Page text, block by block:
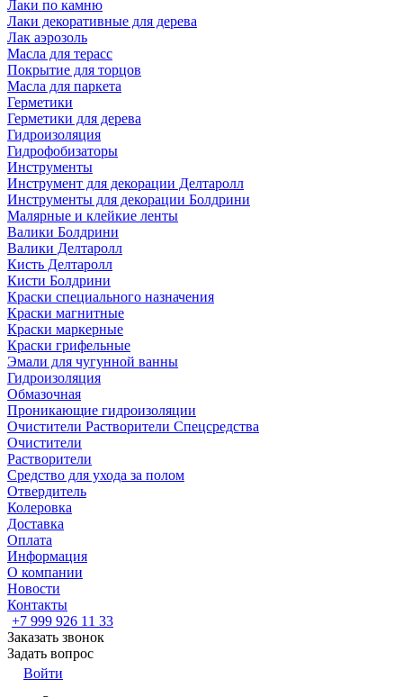
Лаки по камню
Лаки декоративные для дерева
Лак аэрозоль
Масла для терасс
Покрытие для торцов
Масла для паркета
Герметики
Герметики для дерева
Гидроизоляция
Гидрофобизаторы
Инструменты
Инструмент для декорации Делтаролл
Инструменты для декорации Болдрини
Малярные и клейкие ленты
Валики Болдрини
Валики Делтаролл
Кисть Делтаролл
Кисти Болдрини
Краски специального назначения
Краски магнитные
Краски маркерные
Краски грифельные
Эмали для чугунной ванны
Гидроизоляция
Обмазочная
Проникающие гидроизоляции
Очистители Растворители Спецсредства
Очистители
Растворители
Средство для ухода за полом
Отвердитель
Колеровка
Доставка
Оплата
Информация
О компании
Новости
Контакты
+7 999 926 11 33
Заказать звонок
Задать вопрос
Войти